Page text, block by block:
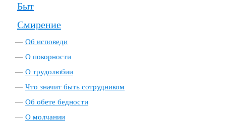
Быт
Смирение
Об исповеди
О покорности
О трудолюбии
Что значит быть сотрудником
Об обете бедности
О молчании